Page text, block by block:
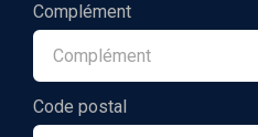
Complément
Code postal